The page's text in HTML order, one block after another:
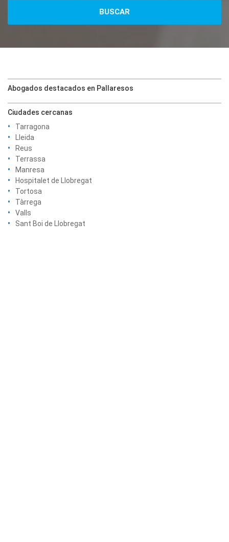
Abogados destacados en Pallaresos
Ciudades cercanas
Tarragona
Lleida
Reus
Terrassa
Manresa
Hospitalet de Llobregat
Tortosa
Tàrrega
Valls
Sant Boi de Llobregat